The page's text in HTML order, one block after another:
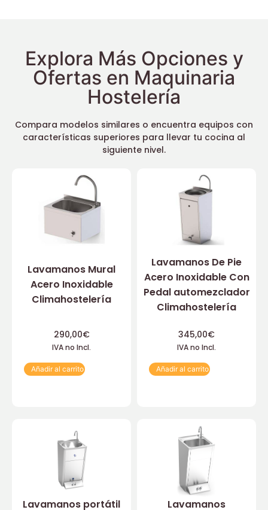
Explora Más Opciones y
Ofertas en Maquinaria
Hostelería
Compara modelos similares o encuentra equipos con
características superiores para llevar tu cocina al
siguiente nivel.
Lavamanos Mural
Acero Inoxidable
Climahostelería
290,00€
IVA no Incl.
Añadir al carrito
Lavamanos De Pie
Acero Inoxidable Con
Pedal automezclador
Climahostelería
345,00€
IVA no Incl.
Añadir al carrito
Lavamanos portátil Lavamanos